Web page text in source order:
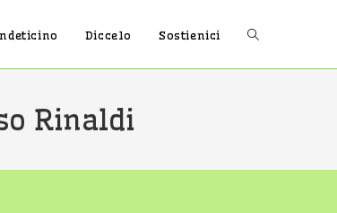
Diccelo Sostienici Attiva/
ricerca
Rinaldi